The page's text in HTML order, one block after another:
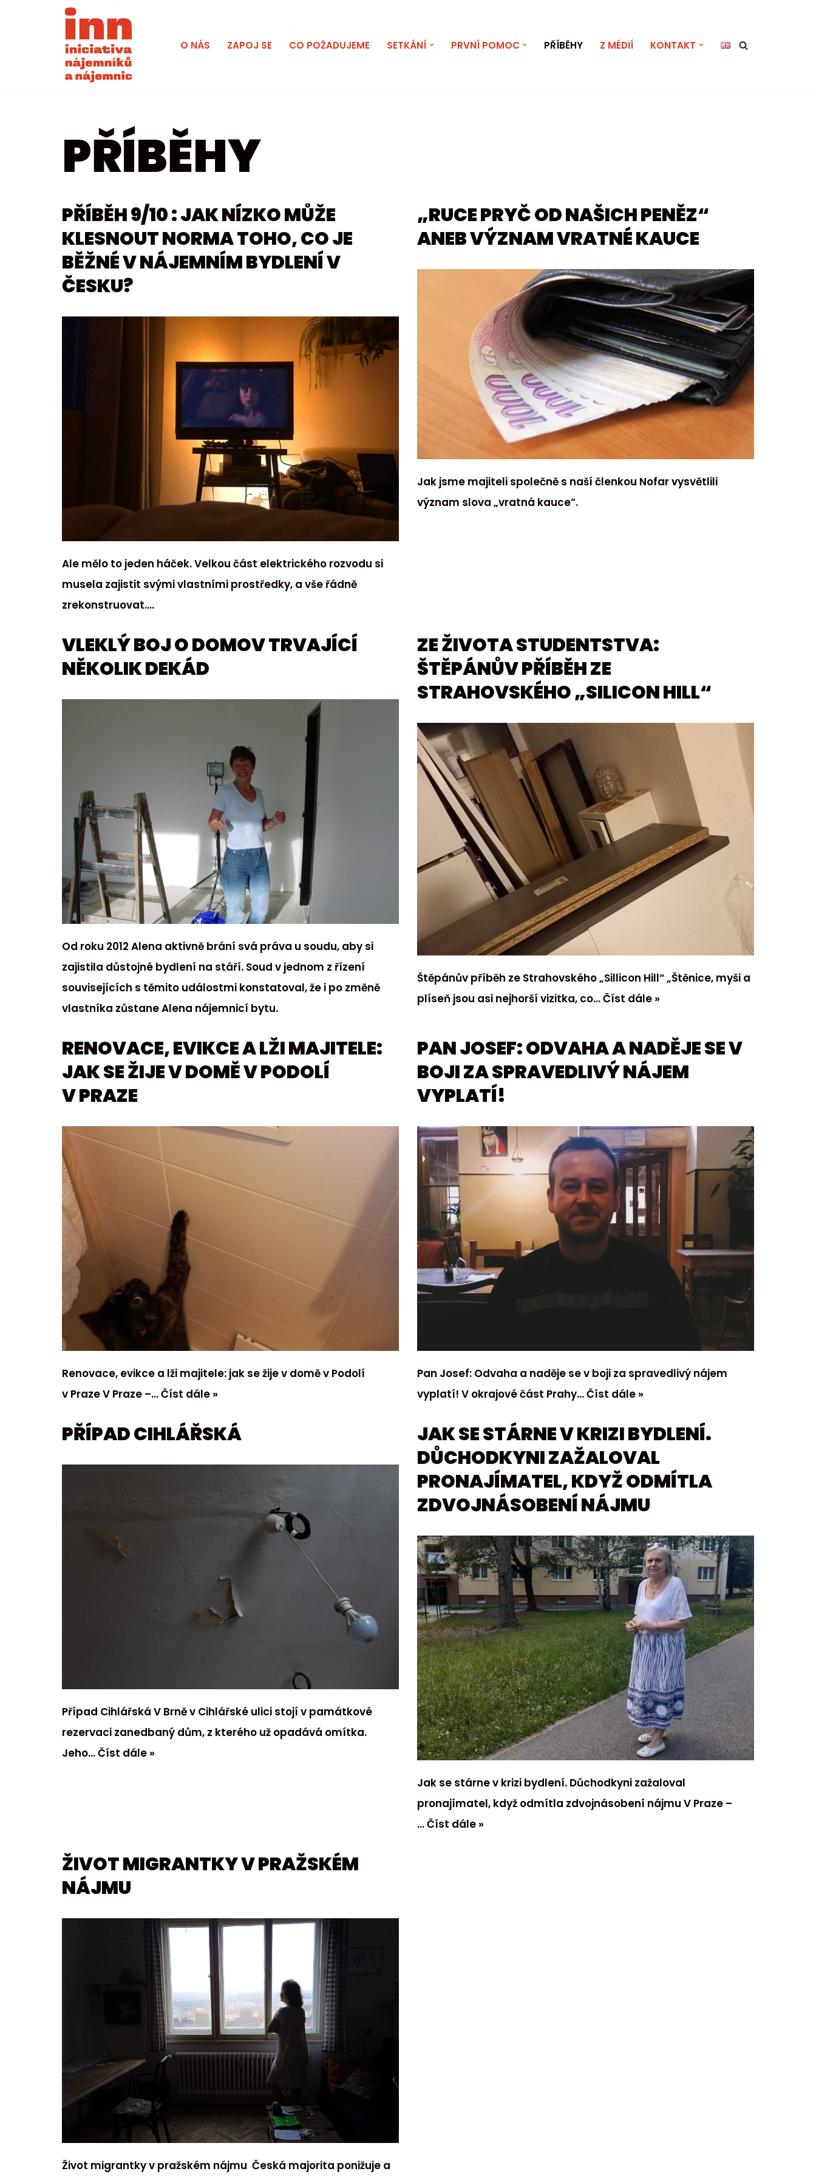
O NÁS ZAPOJ SE CO POŽADUJEME SETKÁNÍ PRVNÍ POMOC PŘÍBĚHY Z MÉDIÍ KONTAKT
PŘÍBĚHY
PŘÍBĚH 9/10 : JAK NÍZKO MŮŽE
KLESNOUT NORMA TOHO, CO JE
BĚŽNÉ V NÁJEMNÍM BYDLENÍ V
ČESKU?
Ale mělo to jeden háček. Velkou část elektrického rozvodu si
musela zajistit svými vlastními prostředky, a vše řádně
zrekonstruovat….
„RUCE PRYČ OD NAŠICH PENĚZ“
ANEB VÝZNAM VRATNÉ KAUCE
Jak jsme majiteli společně s naší členkou Nofar vysvětlili
význam slova „vratná kauce”.
VLEKLÝ BOJ O DOMOV TRVAJÍCÍ
NĚKOLIK DEKÁD
Od roku 2012 Alena aktivně brání svá práva u soudu, aby si
zajistila důstojné bydlení na stáří. Soud v jednom z řízení
souvisejících s těmito událostmi konstatoval, že i po změně
vlastníka zůstane Alena nájemnicí bytu.
ZE ŽIVOTA STUDENTSTVA:
ŠTĚPÁNŮV PŘÍBĚH ZE
STRAHOVSKÉHO „SILICON HILL“
Štěpánův příběh ze Strahovského „Sillicon Hill“ „Štěnice, myši a
plíseň jsou asi nejhorší vizitka, co…Číst dále »
RENOVACE, EVIKCE A LŽI MAJITELE:
JAK SE ŽIJE V DOMĚ V PODOLÍ
V PRAZE
Renovace, evikce a lži majitele: jak se žije v domě v Podolí
v Praze V Praze –…Číst dále »
PAN JOSEF: ODVAHA A NADĚJE SE V
BOJI ZA SPRAVEDLIVÝ NÁJEM
VYPLATÍ!
Pan Josef: Odvaha a naděje se v boji za spravedlivý nájem
vyplatí! V okrajové část Prahy…Číst dále »
PŘÍPAD CIHLÁŘSKÁ
Případ Cihlářská V Brně v Cihlářské ulici stojí v památkové
rezervaci zanedbaný dům, z kterého už opadává omítka.
Jeho…Číst dále »
JAK SE STÁRNE V KRIZI BYDLENÍ.
DŮCHODKYNI ZAŽALOVAL
PRONAJÍMATEL, KDYŽ ODMÍTLA
ZDVOJNÁSOBENÍ NÁJMU
Jak se stárne v krizi bydlení. Důchodkyni zažaloval
pronajímatel, když odmítla zdvojnásobení nájmu V Praze –
…Číst dále »
ŽIVOT MIGRANTKY V PRAŽSKÉM
NÁJMU
Život migrantky v pražském nájmu Česká majorita ponižuje a